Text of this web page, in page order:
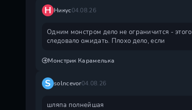
Н Никус04.08.26
Одним монстром дело не ограничится - этого
следовало ожидать. Плохо дело, если
Монстрик Карамелька
S solncevor04.08.26
шляпа полнейшая